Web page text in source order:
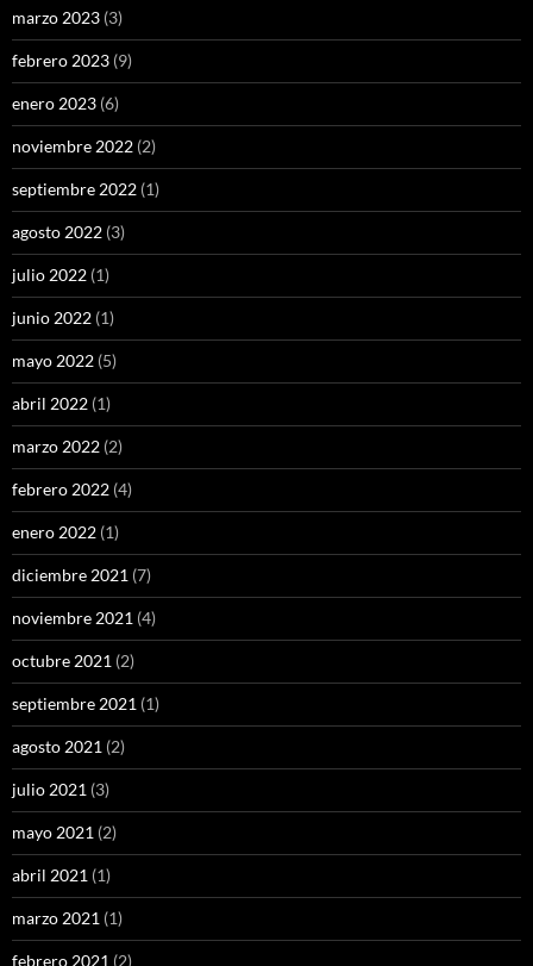
marzo 2023 (3)
febrero 2023 (9)
enero 2023 (6)
noviembre 2022 (2)
septiembre 2022 (1)
agosto 2022 (3)
julio 2022 (1)
junio 2022 (1)
mayo 2022 (5)
abril 2022 (1)
marzo 2022 (2)
febrero 2022 (4)
enero 2022 (1)
diciembre 2021 (7)
noviembre 2021 (4)
octubre 2021 (2)
septiembre 2021 (1)
agosto 2021 (2)
julio 2021 (3)
mayo 2021 (2)
abril 2021 (1)
marzo 2021 (1)
febrero 2021 (2)